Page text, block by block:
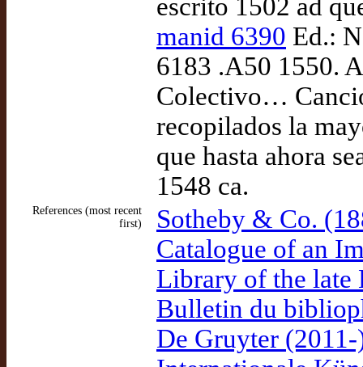
escrito 1502 ad
manid 6390 Ed.:
6183 .A50 1550.
Colectivo…
recopilados la
que hasta ahora
1548 ca.
References (most recent
first)
Sotheby & Co.
Catalogue of an
Library of the late
Bulletin du
De Gruyter